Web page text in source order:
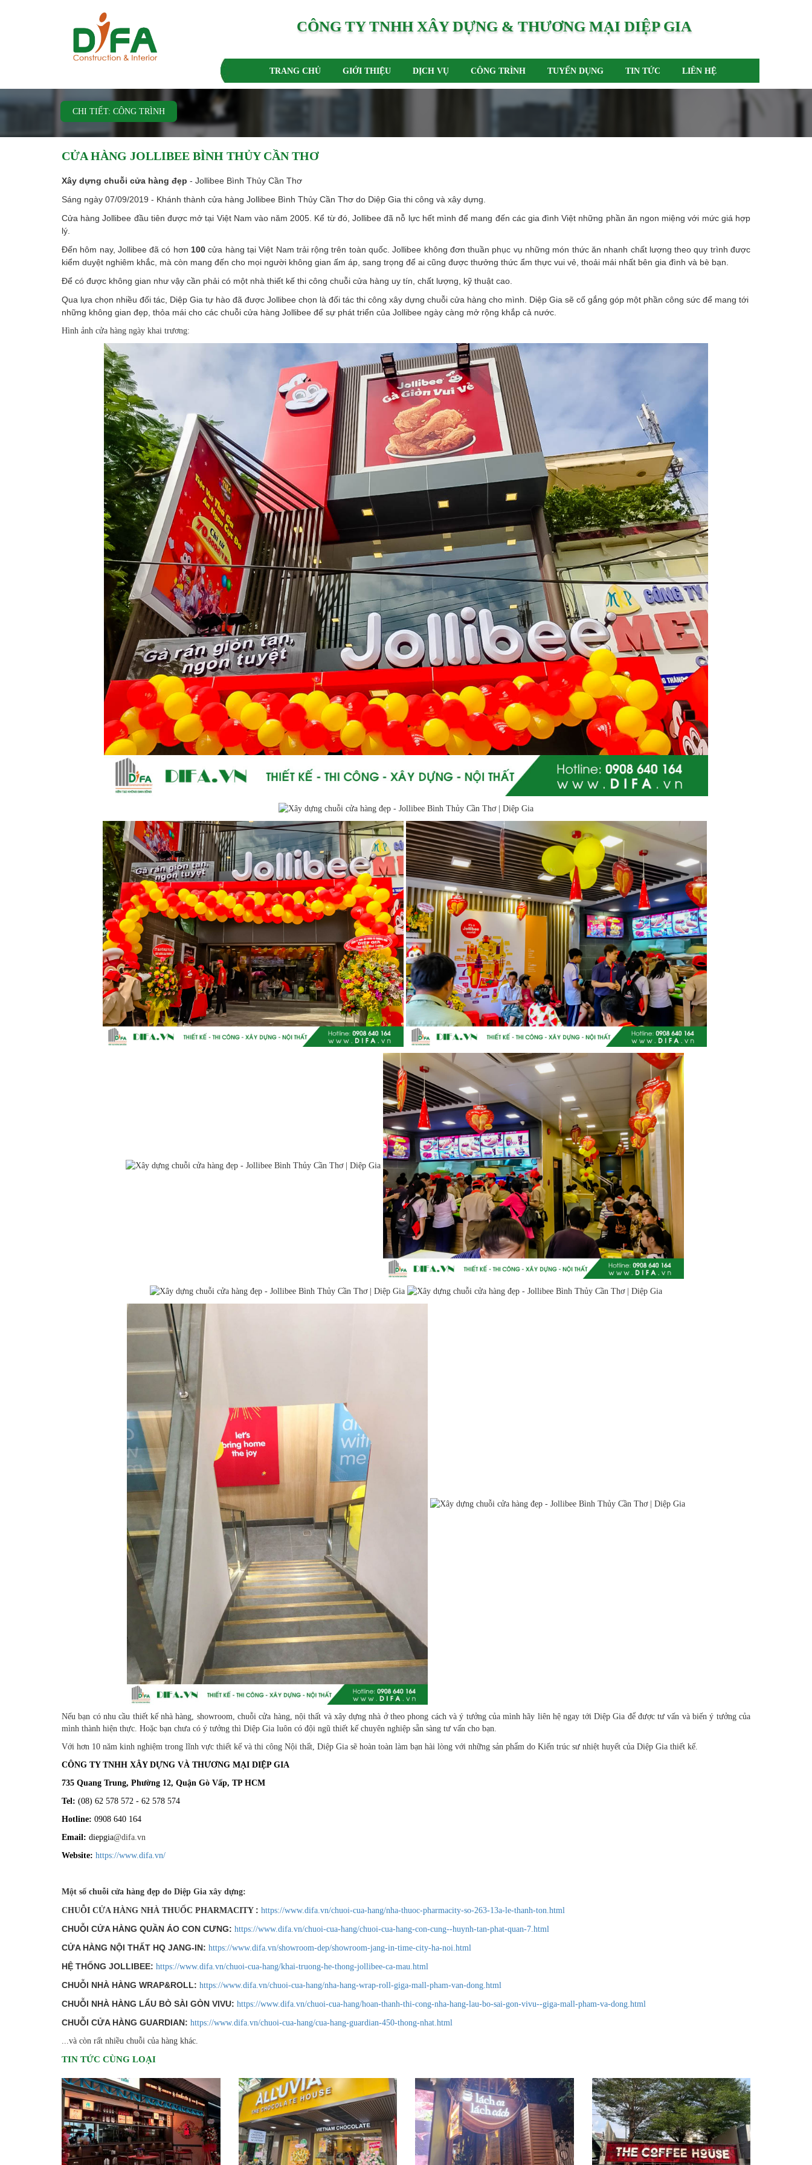
CÔNG TY TNHH XÂY DỰNG & THƯƠNG MẠI DIỆP GIA
TRANG CHỦ GIỚI THIỆU DỊCH VỤ CÔNG TRÌNH TUYỂN DỤNG TIN TỨC LIÊN HỆ
CHI TIẾT: CÔNG TRÌNH
CỬA HÀNG JOLLIBEE BÌNH THỦY CẦN THƠ
Xây dựng chuỗi cửa hàng đẹp - Jollibee Bình Thủy Cần Thơ
Sáng ngày 07/09/2019 - Khánh thành cửa hàng Jollibee Bình Thủy Cần Thơ do Diệp Gia thi công và xây dựng.
Cửa hàng Jollibee đầu tiên được mở tại Việt Nam vào năm 2005. Kể từ đó, Jollibee đã nỗ lực hết mình để mang đến các gia đình Việt những phần ăn ngon miệng với mức giá hợp
lý.
Đến hôm nay, Jollibee đã có hơn 100cửa hàng tại Việt Nam trải rộng trên toàn quốc. Jollibee không đơn thuần phục vụ những món thức ăn nhanh chất lượng theo quy trình được
kiểm duyệt nghiêm khắc, mà còn mang đến cho mọi người không gian ấm áp, sang trọng để ai cũng được thưởng thức ẩm thực vui vẻ, thoải mái nhất bên gia đình và bè bạn.
Để có được không gian như vậy cần phải có một nhà thiết kế thi công chuỗi cửa hàng uy tín, chất lượng, kỹ thuật cao.
Qua lựa chọn nhiều đối tác, Diệp Gia tự hào đã được Jollibee chọn là đối tác thi công xây dựng chuỗi cửa hàng cho mình. Diệp Gia sẽ cố gắng góp một phần công sức để mang tới
những không gian đẹp, thỏa mái cho các chuỗi cửa hàng Jollibee để sự phát triển của Jollibee ngày càng mở rộng khắp cả nước.
Hình ảnh cửa hàng ngày khai trương:
Nếu bạn có nhu cầu thiết kế nhà hàng, showroom, chuỗi cửa hàng, nội thất và xây dựng nhà ở theo phong cách và ý tưởng của mình hãy liên hệ ngay tới Diệp Gia để được tư vấn và biến ý tưởng của
mình thành hiện thực. Hoặc bạn chưa có ý tưởng thì Diệp Gia luôn có đội ngũ thiết kế chuyên nghiệp sẵn sàng tư vấn cho bạn.
Với hơn 10 năm kinh nghiệm trong lĩnh vực thiết kế và thi công Nội thất, Diệp Gia sẽ hoàn toàn làm bạn hài lòng với những sản phẩm do Kiến trúc sư nhiệt huyết của Diệp Gia thiết kế.
CÔNG TY TNHH XÂY DỰNG VÀ THƯƠNG MẠI DIỆP GIA
735 Quang Trung, Phường 12, Quận Gò Vấp, TP HCM
Tel: (08) 62 578 572 - 62 578 574
Hotline: 0908 640 164
Email: diepgia@difa.vn
Website: https://www.difa.vn/
Một số chuỗi cửa hàng đẹp do Diệp Gia xây dựng:
CHUỖI CỬA HÀNG NHÀ THUỐC PHARMACITY : https://www.difa.vn/chuoi-cua-hang/nha-thuoc-pharmacity-so-263-13a-le-thanh-ton.html
CHUỖI CỬA HÀNG QUẦN ÁO CON CƯNG: https://www.difa.vn/chuoi-cua-hang/chuoi-cua-hang-con-cung--huynh-tan-phat-quan-7.html
CỬA HÀNG NỘI THẤT HQ JANG-IN: https://www.difa.vn/showroom-dep/showroom-jang-in-time-city-ha-noi.html
HỆ THỐNG JOLLIBEE: https://www.difa.vn/chuoi-cua-hang/khai-truong-he-thong-jollibee-ca-mau.html
CHUỖI NHÀ HÀNG WRAP&ROLL: https://www.difa.vn/chuoi-cua-hang/nha-hang-wrap-roll-giga-mall-pham-van-dong.html
CHUỖI NHÀ HÀNG LẨU BÒ SÀI GÒN VIVU: https://www.difa.vn/chuoi-cua-hang/hoan-thanh-thi-cong-nha-hang-lau-bo-sai-gon-vivu--giga-mall-pham-va-dong.html
CHUỖI CỬA HÀNG GUARDIAN: https://www.difa.vn/chuoi-cua-hang/cua-hang-guardian-450-thong-nhat.html
...và còn rất nhiều chuỗi của hàng khác.
TIN TỨC CÙNG LOẠI